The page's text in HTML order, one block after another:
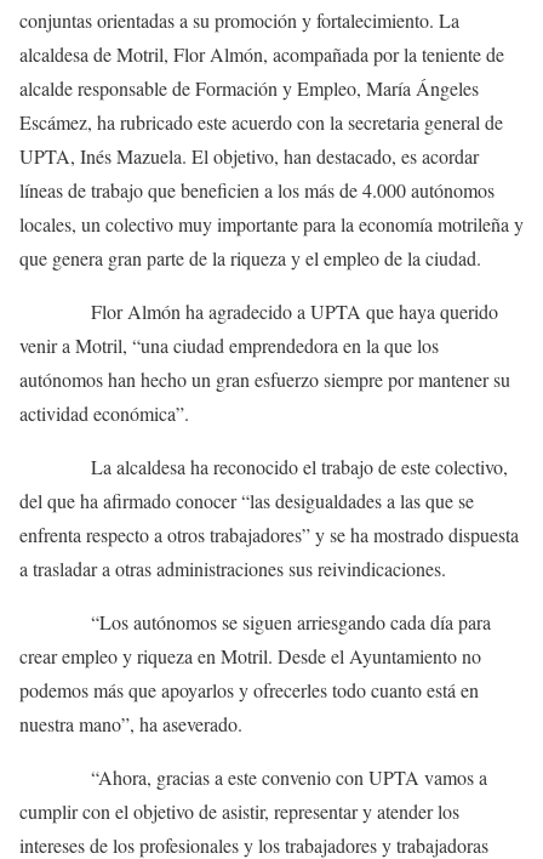
conjuntas orientadas a su promoción y fortalecimiento. La
alcaldesa de Motril, Flor Almón, acompañada por la teniente de
alcalde responsable de Formación y Empleo, María Ángeles
Escámez, ha rubricado este acuerdo con la secretaria general de
UPTA, Inés Mazuela. El objetivo, han destacado, es acordar
líneas de trabajo que beneficien a los más de 4.000 autónomos
locales, un colectivo muy importante para la economía motrileña y
que genera gran parte de la riqueza y el empleo de la ciudad.
Flor Almón ha agradecido a UPTA que haya querido
venir a Motril, “una ciudad emprendedora en la que los
autónomos han hecho un gran esfuerzo siempre por mantener su
actividad económica”.
La alcaldesa ha reconocido el trabajo de este colectivo,
del que ha afirmado conocer “las desigualdades a las que se
enfrenta respecto a otros trabajadores” y se ha mostrado dispuesta
a trasladar a otras administraciones sus reivindicaciones.
“Los autónomos se siguen arriesgando cada día para
crear empleo y riqueza en Motril. Desde el Ayuntamiento no
podemos más que apoyarlos y ofrecerles todo cuanto está en
nuestra mano”, ha aseverado.
“Ahora, gracias a este convenio con UPTA vamos a
cumplir con el objetivo de asistir, representar y atender los
intereses de los profesionales y los trabajadores y trabajadoras